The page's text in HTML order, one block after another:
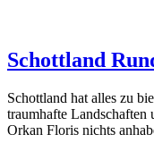
Schottland
Schottland hat alles zu
traumhafte Landschaften
Orkan Floris nichts